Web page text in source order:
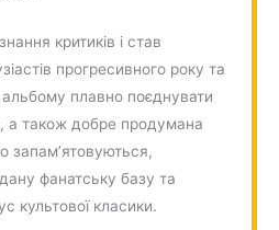
критиків і став
прогресивного року та
альбому плавно поєднувати
а також добре продумана
запам’ятовуються,
фанатську базу та
культової класики.